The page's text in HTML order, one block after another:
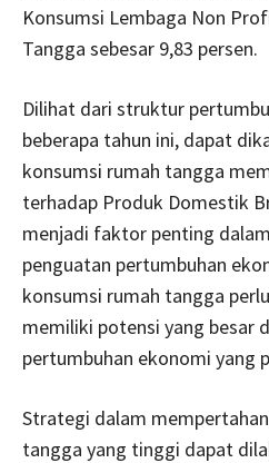
Konsumsi Lembaga Non
Tangga sebesar 9,83 persen.
Dilihat dari struktur
beberapa tahun ini, dapat
konsumsi rumah tangga
terhadap Produk Domestik
menjadi faktor penting
penguatan pertumbuhan
konsumsi rumah tangga
memiliki potensi yang besar
pertumbuhan ekonomi yang
Strategi dalam
tangga yang tinggi dapat